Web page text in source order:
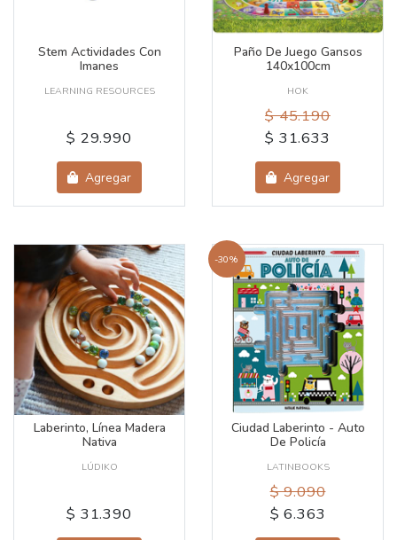
Stem Actividades Con
Imanes
LEARNING RESOURCES
$ 29.990
Agregar
Paño De Juego Gansos
140x100cm
HOK
$ 45.190
$ 31.633
Agregar
Laberinto, Línea Madera
Nativa
LÚDIKO
$ 31.390
-30%
Ciudad Laberinto - Auto
De Policía
LATINBOOKS
$ 9.090
$ 6.363